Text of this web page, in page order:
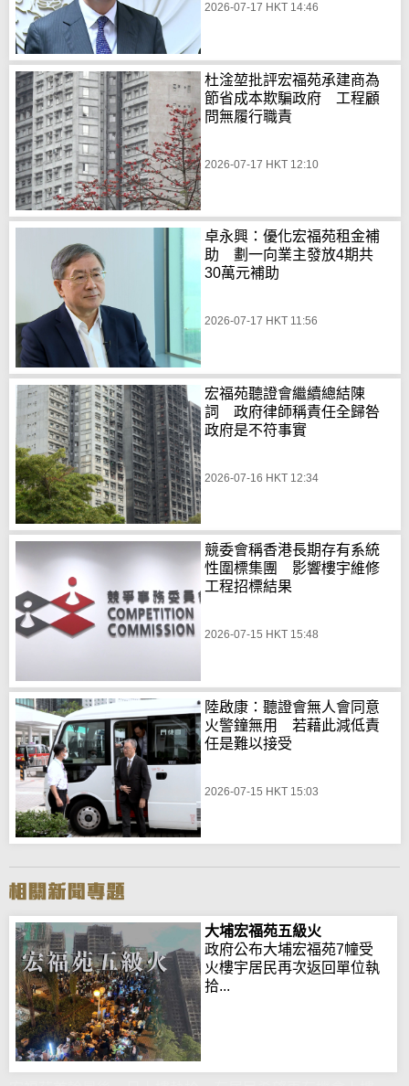
2026-07-17 HKT 14:46
杜淦堃批評宏福苑承建商為
節省成本欺騙政府 工程顧
問無履行職責
2026-07-17 HKT 12:10
卓永興：優化宏福苑租金補
助 劃一向業主發放4期共
30萬元補助
2026-07-17 HKT 11:56
宏福苑聽證會繼續總結陳
詞 政府律師稱責任全歸咎
政府是不符事實
2026-07-16 HKT 12:34
競委會稱香港長期存有系統
性圍標集團 影響樓宇維修
工程招標結果
2026-07-15 HKT 15:48
陸啟康：聽證會無人會同意
火警鐘無用 若藉此減低責
任是難以接受
2026-07-15 HKT 15:03
大埔宏福苑五級火
政府公布大埔宏福苑7幢受
火樓宇居民再次返回單位執
拾...